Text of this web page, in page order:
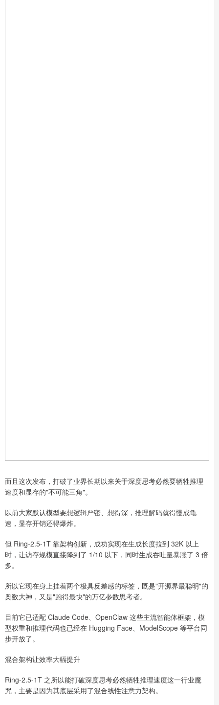
而且这次发布，打破了业界长期以来关于深度思考必然要牺牲推理
速度和显存的"不可能三角"。
以前大家默认模型要想逻辑严密、想得深，推理解码就得慢成龟
速，显存开销还得爆炸。
但 Ring-2.5-1T 靠架构创新，成功实现在生成长度拉到 32K 以上
时，让访存规模直接降到了 1/10 以下，同时生成吞吐量暴涨了 3 倍
多。
所以它现在身上挂着两个极具反差感的标签，既是"开源界最聪明"的
奥数大神，又是"跑得最快"的万亿参数思考者。
目前它已适配 Claude Code、OpenClaw 这些主流智能体框架，模
型权重和推理代码也已经在 Hugging Face、ModelScope 等平台同
步开放了。
混合架构让效率大幅提升
Ring-2.5-1T 之所以能打破深度思考必然牺牲推理速度这一行业魔
咒，主要是因为其底层采用了混合线性注意力架构。